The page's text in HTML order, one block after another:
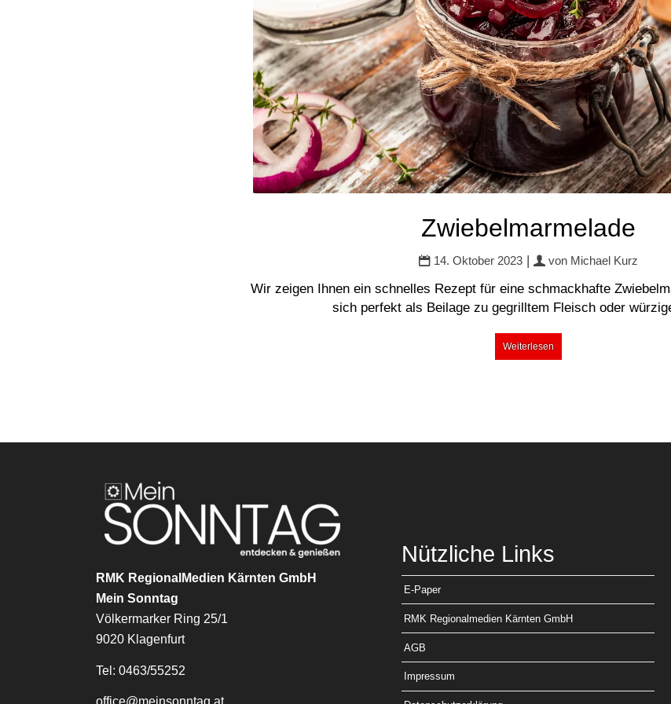
Zwiebelmarmelade
14. Oktober 2023 | von Michael Kurz
Wir zeigen Ihnen ein schnelles Rezept für eine schmackhafte
sich perfekt als Beilage zu gegrilltem Fleisch oder
Weiterlesen
RMK RegionalMedien Kärnten GmbH
Mein Sonntag
Völkermarker Ring 25/1
9020 Klagenfurt
Tel: 0463/55252
Nützliche Links
E-Paper
RMK Regionalmedien Kärnten GmbH
AGB
Impressum